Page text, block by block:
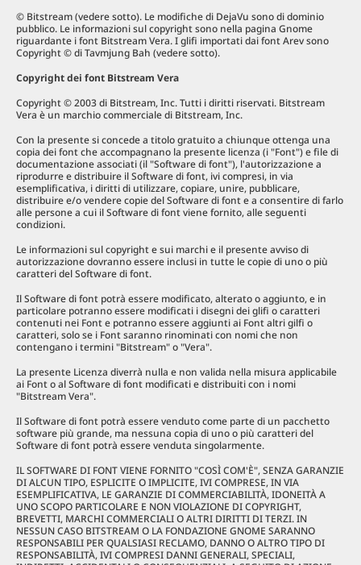
© Bitstream (vedere sotto). Le modifiche di DejaVu sono di dominio
pubblico. Le informazioni sul copyright sono nella pagina Gnome
riguardante i font Bitstream Vera. I glifi importati dai font Arev sono
Copyright © di Tavmjung Bah (vedere sotto).
Copyright dei font Bitstream Vera
Copyright © 2003 di Bitstream, Inc. Tutti i diritti riservati. Bitstream
Vera è un marchio commerciale di Bitstream, Inc.
Con la presente si concede a titolo gratuito a chiunque ottenga una
copia dei font che accompagnano la presente licenza (i "Font") e file di
documentazione associati (il "Software di font"), l'autorizzazione a
riprodurre e distribuire il Software di font, ivi compresi, in via
esemplificativa, i diritti di utilizzare, copiare, unire, pubblicare,
distribuire e/o vendere copie del Software di font e a consentire di farlo
alle persone a cui il Software di font viene fornito, alle seguenti
condizioni.
Le informazioni sul copyright e sui marchi e il presente avviso di
autorizzazione dovranno essere inclusi in tutte le copie di uno o più
caratteri del Software di font.
Il Software di font potrà essere modificato, alterato o aggiunto, e in
particolare potranno essere modificati i disegni dei glifi o caratteri
contenuti nei Font e potranno essere aggiunti ai Font altri gilfi o
caratteri, solo se i Font saranno rinominati con nomi che non
contengano i termini "Bitstream" o "Vera".
La presente Licenza diverrà nulla e non valida nella misura applicabile
ai Font o al Software di font modificati e distribuiti con i nomi
"Bitstream Vera".
Il Software di font potrà essere venduto come parte di un pacchetto
software più grande, ma nessuna copia di uno o più caratteri del
Software di font potrà essere venduta singolarmente.
IL SOFTWARE DI FONT VIENE FORNITO "COSÌ COM'È", SENZA GARANZIE
DI ALCUN TIPO, ESPLICITE O IMPLICITE, IVI COMPRESE, IN VIA
ESEMPLIFICATIVA, LE GARANZIE DI COMMERCIABILITÀ, IDONEITÀ A
UNO SCOPO PARTICOLARE E NON VIOLAZIONE DI COPYRIGHT,
BREVETTI, MARCHI COMMERCIALI O ALTRI DIRITTI DI TERZI. IN
NESSUN CASO BITSTREAM O LA FONDAZIONE GNOME SARANNO
RESPONSABILI PER QUALSIASI RECLAMO, DANNO O ALTRO TIPO DI
RESPONSABILITÀ, IVI COMPRESI DANNI GENERALI, SPECIALI,